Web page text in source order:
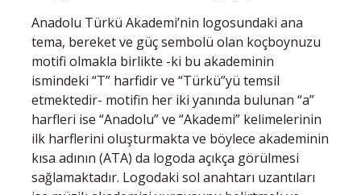
Anadolu Türkü Akademi’nin logosundaki ana
tema, bereket ve güç sembolü olan koçboynuzu
motifi olmakla birlikte -ki bu akademinin
ismindeki “T” harfidir ve “Türkü”yü temsil
etmektedir- motifin her iki yanında bulunan “a”
harfleri ise “Anadolu” ve “Akademi” kelimelerinin
ilk harflerini oluşturmakta ve böylece akademinin
kısa adının (ATA) da logoda açıkça görülmesi
sağlamaktadır. Logodaki sol anahtarı uzantıları